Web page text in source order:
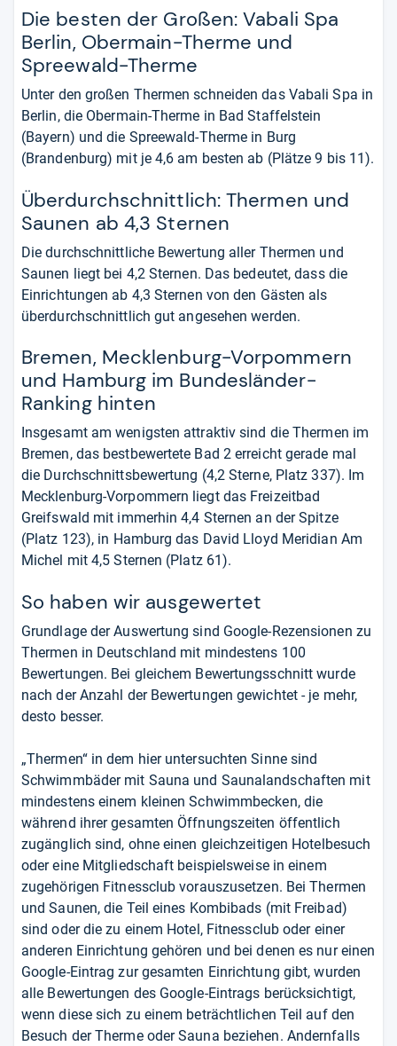
Die besten der Großen: Vabali Spa
Berlin, Obermain-Therme und
Spreewald-Therme
Unter den großen Thermen schneiden das Vabali Spa in
Berlin, die Obermain-Therme in Bad Staffelstein
(Bayern) und die Spreewald-Therme in Burg
(Brandenburg) mit je 4,6 am besten ab (Plätze 9 bis 11).
Überdurchschnittlich: Thermen und
Saunen ab 4,3 Sternen
Die durchschnittliche Bewertung aller Thermen und
Saunen liegt bei 4,2 Sternen. Das bedeutet, dass die
Einrichtungen ab 4,3 Sternen von den Gästen als
überdurchschnittlich gut angesehen werden.
Bremen, Mecklenburg-Vorpommern
und Hamburg im Bundesländer-
Ranking hinten
Insgesamt am wenigsten attraktiv sind die Thermen im
Bremen, das bestbewertete Bad 2 erreicht gerade mal
die Durchschnittsbewertung (4,2 Sterne, Platz 337). Im
Mecklenburg-Vorpommern liegt das Freizeitbad
Greifswald mit immerhin 4,4 Sternen an der Spitze
(Platz 123), in Hamburg das David Lloyd Meridian Am
Michel mit 4,5 Sternen (Platz 61).
So haben wir ausgewertet
Grundlage der Auswertung sind Google-Rezensionen zu
Thermen in Deutschland mit mindestens 100
Bewertungen. Bei gleichem Bewertungsschnitt wurde
nach der Anzahl der Bewertungen gewichtet - je mehr,
desto besser.
„Thermen“ in dem hier untersuchten Sinne sind
Schwimmbäder mit Sauna und Saunalandschaften mit
mindestens einem kleinen Schwimmbecken, die
während ihrer gesamten Öffnungszeiten öffentlich
zugänglich sind, ohne einen gleichzeitigen Hotelbesuch
oder eine Mitgliedschaft beispielsweise in einem
zugehörigen Fitnessclub vorauszusetzen. Bei Thermen
und Saunen, die Teil eines Kombibads (mit Freibad)
sind oder die zu einem Hotel, Fitnessclub oder einer
anderen Einrichtung gehören und bei denen es nur einen
Google-Eintrag zur gesamten Einrichtung gibt, wurden
alle Bewertungen des Google-Eintrags berücksichtigt,
wenn diese sich zu einem beträchtlichen Teil auf den
Besuch der Therme oder Sauna beziehen. Andernfalls